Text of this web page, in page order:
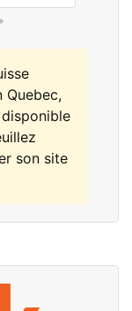
Quebec,
son site